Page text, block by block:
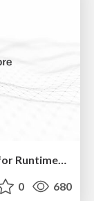
Self-Hosted WebAssembly Runtime for Runtime-Neutral Checkpoint/Restore in Edge–Cloud Continuum
0 680